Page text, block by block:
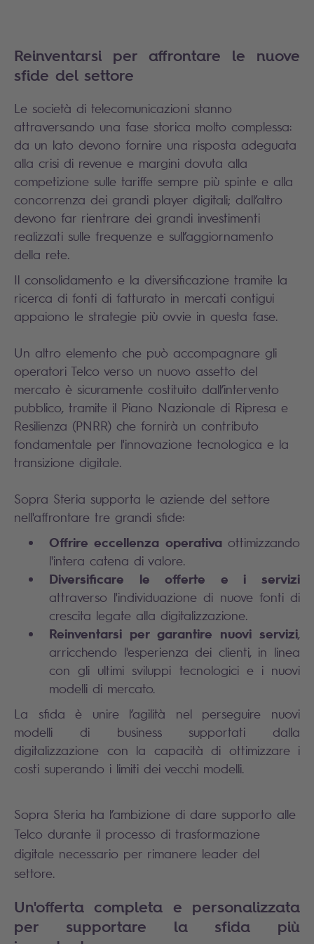
Reinventarsi per affrontare le nuove
sfide del settore
Le società di telecomunicazioni stanno
attraversando una fase storica molto complessa:
da un lato devono fornire una risposta adeguata
alla crisi di revenue e margini dovuta alla
competizione sulle tariffe sempre più spinte e alla
concorrenza dei grandi player digitali; dall’altro
devono far rientrare dei grandi investimenti
realizzati sulle frequenze e sull’aggiornamento
della rete.
Il consolidamento e la diversificazione tramite la
ricerca di fonti di fatturato in mercati contigui
appaiono le strategie più ovvie in questa fase.
Un altro elemento che può accompagnare gli
operatori Telco verso un nuovo assetto del
mercato è sicuramente costituito dall’intervento
pubblico, tramite il Piano Nazionale di Ripresa e
Resilienza (PNRR) che fornirà un contributo
fondamentale per l'innovazione tecnologica e la
transizione digitale.
Sopra Steria supporta le aziende del settore
nell'affrontare tre grandi sfide:
Offrire eccellenza operativaottimizzando
l'intera catena di valore.
Diversificare le offerte e i servizi
attraverso l'individuazione di nuove fonti di
crescita legate alla digitalizzazione.
Reinventarsi per garantire nuovi servizi,
arricchendo l'esperienza dei clienti, in linea
con gli ultimi sviluppi tecnologici e i nuovi
modelli di mercato.
La sfida è unire l’agilità nel perseguire nuovi
modelli di business supportati dalla
digitalizzazione con la capacità di ottimizzare i
costi superando i limiti dei vecchi modelli.
Sopra Steria ha l’ambizione di dare supporto alle
Telco durante il processo di trasformazione
digitale necessario per rimanere leader del
settore.
Un'offerta completa e personalizzata
per supportare la sfida più